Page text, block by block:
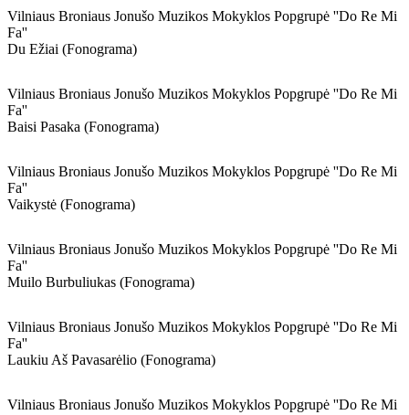
Vilniaus Broniaus Jonušo Muzikos Mokyklos Popgrupė ''do Re Mi
Fa''
Du Ežiai (fonograma)
Vilniaus Broniaus Jonušo Muzikos Mokyklos Popgrupė ''do Re Mi
Fa''
Baisi Pasaka (fonograma)
Vilniaus Broniaus Jonušo Muzikos Mokyklos Popgrupė ''do Re Mi
Fa''
Vaikystė (fonograma)
Vilniaus Broniaus Jonušo Muzikos Mokyklos Popgrupė ''do Re Mi
Fa''
Muilo Burbuliukas (fonograma)
Vilniaus Broniaus Jonušo Muzikos Mokyklos Popgrupė ''do Re Mi
Fa''
Laukiu Aš Pavasarėlio (fonograma)
Vilniaus Broniaus Jonušo Muzikos Mokyklos Popgrupė ''do Re Mi